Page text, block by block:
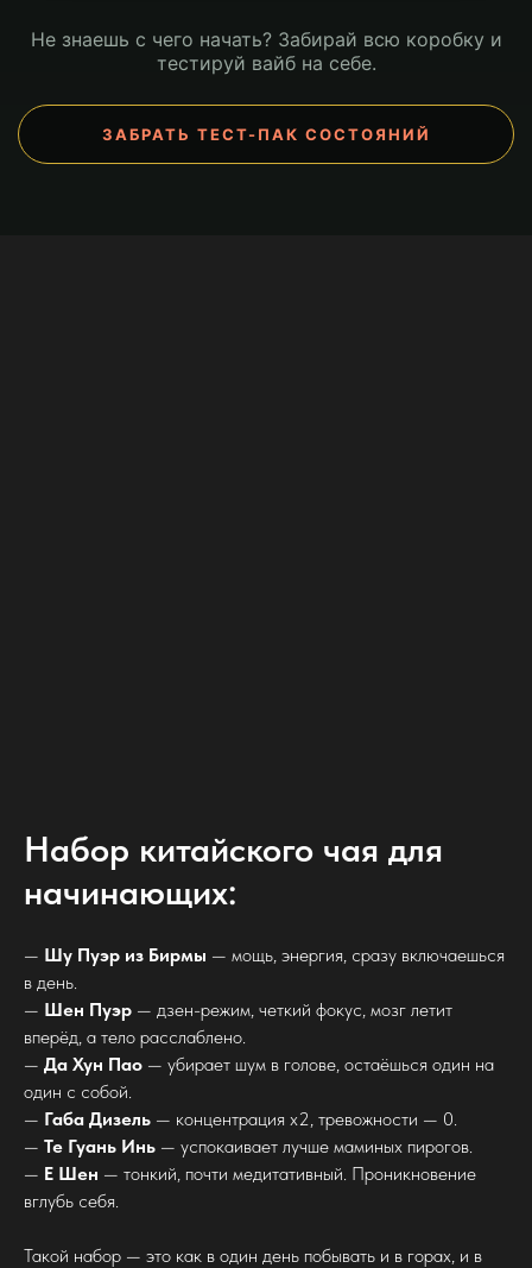
Не знаешь с чего начать? Забирай всю коробку и
тестируй вайб на себе.
ЗАБРАТЬ ТЕСТ-ПАК СОСТОЯНИЙ
Набор китайского чая для
начинающих:
— Шу Пуэр из Бирмы — мощь, энергия, сразу включаешься
в день.
— Шен Пуэр — дзен-режим, четкий фокус, мозг летит
вперёд, а тело расслаблено.
— Да Хун Пао — убирает шум в голове, остаёшься один на
один с собой.
— Габа Дизель — концентрация x2, тревожности — 0.
— Те Гуань Инь — успокаивает лучше маминых пирогов.
— Е Шен — тонкий, почти медитативный. Проникновение
вглубь себя.
Такой набор — это как в один день побывать и в горах, и в